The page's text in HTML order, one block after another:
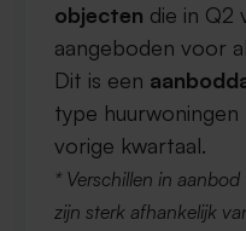
objecten die in Q2
aangeboden voor
Dit is een
type
vorige kwartaal.
* Verschillen in
zijn sterk afhankelijk